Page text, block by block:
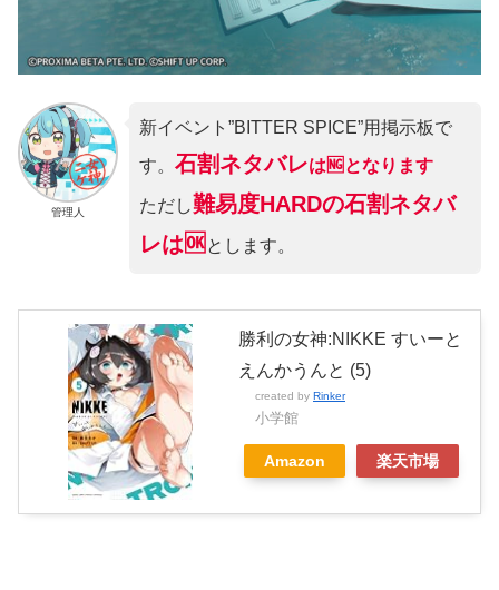
管理人
新イベント”BITTER SPICE”用掲示板で
す。 石割ネタバレは🆖となります
ただし難易度HARDの石割ネタバ
レは🆗とします。
勝利の女神:NIKKE すいーと
えんかうんと (5)
created by Rinker
小学館
Amazon 楽天市場